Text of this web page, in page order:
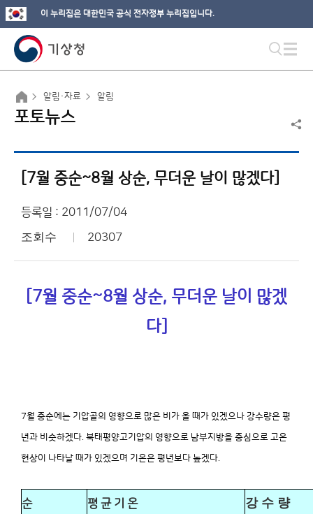
이 누리집은 대한민국 공식 전자정부 누리집입니다.
알림·자료 알림
포토뉴스
[7월 중순~8월 상순, 무더운 날이 많겠다]
등록일 : 2011/07/04
조회수 20307
[7월 중순~8월 상순, 무더운 날이 많겠
다]
7월 중순에는 기압골의 영향으로 많은 비가 올 때가 있겠으나 강수량은 평
년과 비슷하겠다. 북태평양고기압의 영향으로 남부지방을 중심으로 고온
현상이 나타날 때가 있겠으며 기온은 평년보다 높겠다.
순 평 균 기 온 강 수 량